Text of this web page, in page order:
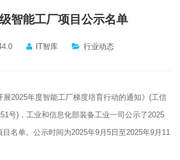
智能工厂项目公示名单
IT智库 行业动态
展2025年度智能工厂梯度培育行动的通知》(工信
号)，工业和信息化部装备工业一司公示了2025
名单。公示时间为2025年9月5日至2025年9月11